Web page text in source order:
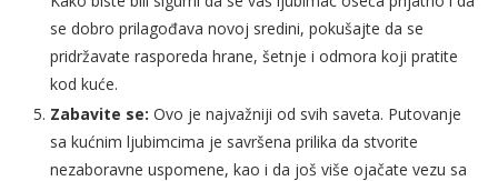
se dobro prilagođava novoj sredini, pokušajte da se
pridržavate rasporeda hrane, šetnje i odmora koji pratite
kod kuće.
Zabavite se: Ovo je najvažniji od svih saveta. Putovanje
sa kućnim ljubimcima je savršena prilika da stvorite
nezaboravne uspomene, kao i da još više ojačate vezu sa